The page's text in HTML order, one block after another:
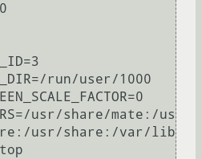
run/user/1000
usr/share/mate:/us
usr/share:/var/lib